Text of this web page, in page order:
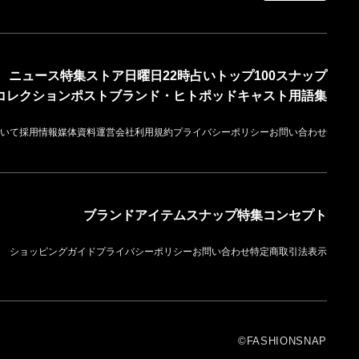
ニュース特集ストア 日曜日22時占い トップ100スナップ
レクションポスト ブランド・ヒトポッドキャスト 用語集
て採用情報媒体資料運営会社利用規約プライバシーポリシーお問い合わせ
ブランドアイテムスナップ特集コンセプト
ショッピングガイドプライバシーポリシーお問い合わせ特定商取引法表示
©FASHIONSNAP